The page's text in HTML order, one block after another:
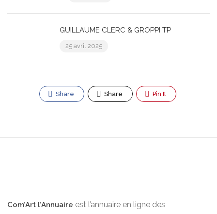
GUILLAUME CLERC & GROPPI TP
25 avril 2025
Share Share Pin It
Com’Art l’Annuaire est l’annuaire en ligne des